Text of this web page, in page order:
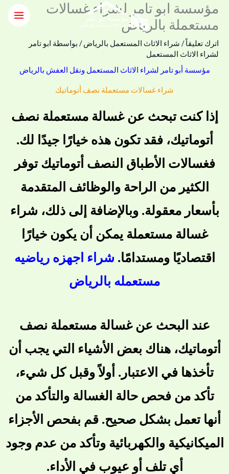
مؤسسة ابو تامر لشراء غسالات
مستعملة بالرياض
اترك تعليقاً / شراء الاثاث المستعمل بالرياض/ بواسطة ابو تامر
لشراء الاثاث المستعمل
مؤسسة أبو تامر لشراء الاثاث المستعمل ونقل العفش بالرياض
شراء غسالات مستعملة نصف أتوماتيك
إذا كنت تبحث عن غسالة مستعملة نصف
أتوماتيك، فقد تكون هذه خيارًا جيدًا لك.
فغسالات الأطباق النصف أتوماتيك توفر
الكثير من الراحة والوظائف المتقدمة
بأسعار معقولة. وبالإضافة إلى ذلك، شراء
غسالة مستعملة يمكن أن يكون خيارًا
اقتصاديًا ومستدامًا. شراء اجهزه رياضيه
مستعمله بالرياض
عند البحث عن غسالة مستعملة نصف
أتوماتيك، هناك بعض الأشياء التي يجب أن
تأخذها في الاعتبار. أولاً وقبل كل شيء،
تأكد من فحص حالة الغسالة والتأكد من
أنها تعمل بشكل صحيح. قم بفحص الأجزاء
الميكانيكية والكهربائية وتأكد من عدم وجود
أي تلف أو عيوب في الأداء.